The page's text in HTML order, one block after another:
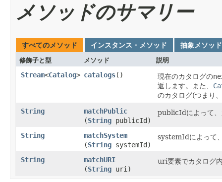
メソッドのサマリー
すべてのメソッド インスタンス・メソッド 抽象メソッド
修飾子と型 メソッド 説明
Stream<Catalog> catalogs() 現在のカタログの
返します。また、
のカタログ(つまり
String
matchPublic
(String publicId)
publicIdによって、
String matchSystem
(String systemId)
systemIdによって
String matchURI
(String uri)
uri要素でカタログ